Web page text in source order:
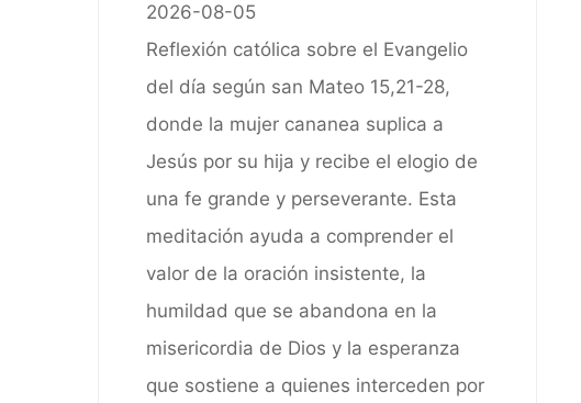
2026-08-05
Reflexión católica sobre el Evangelio
del día según san Mateo 15,21-28,
donde la mujer cananea suplica a
Jesús por su hija y recibe el elogio de
una fe grande y perseverante. Esta
meditación ayuda a comprender el
valor de la oración insistente, la
humildad que se abandona en la
misericordia de Dios y la esperanza
que sostiene a quienes interceden por